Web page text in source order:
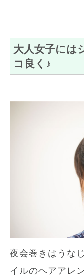
大人女子には
コ良く♪
夜会巻きはうな
イルのヘアアレ